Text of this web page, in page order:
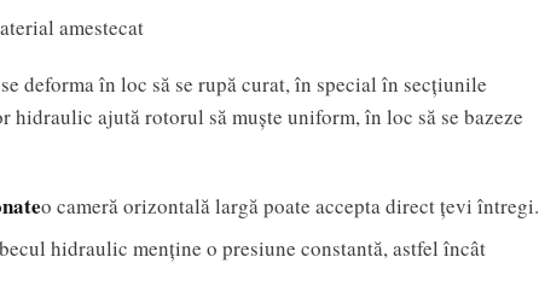
amestecat
deforma în loc să se rupă curat, în special în secțiunile
hidraulic ajută rotorul să muște uniform, în loc să se bazeze
o cameră orizontală largă poate accepta direct țevi întregi.
hidraulic menține o presiune constantă, astfel încât